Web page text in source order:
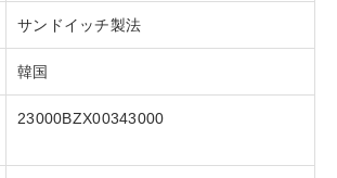
サンドイッチ製法
韓国
23000BZX00343000